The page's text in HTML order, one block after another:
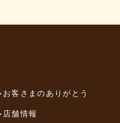
お客さまのありがとう
店舗情報